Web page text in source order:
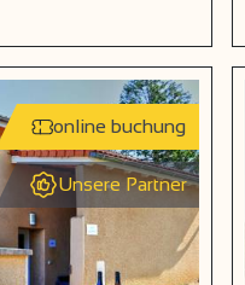
online buchung
Unsere Partner